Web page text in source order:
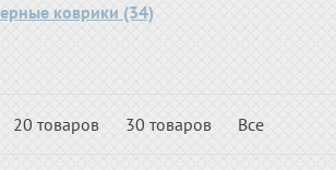
коврики (34)
20 товаров 30 товаров Все